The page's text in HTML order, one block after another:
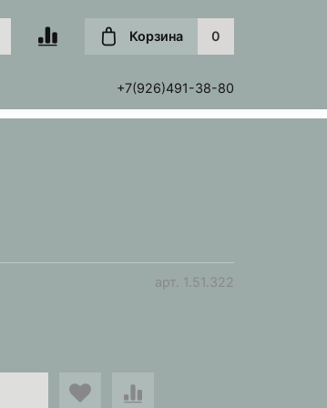
Корзина 0
+7(926)491-38-80
арт. 1.51.322